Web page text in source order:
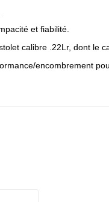
et fiabilité.
calibre .22Lr, dont le
encombrement